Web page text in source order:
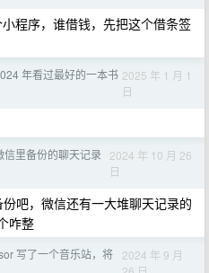
程序，谁借钱，先把这个借条签
年看过最好的一本书 2025 年 1 月 1
日
信里备份的聊天记录 2024 年 10 月 26
日
吧，微信还有一大堆聊天记录的
咋整
写了一个音乐站，将
2024 年 9 月